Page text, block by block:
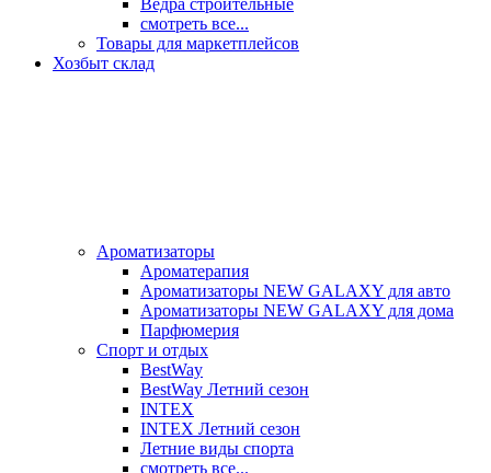
Ведра строительные
смотреть все...
Товары для маркетплейсов
Хозбыт склад
Ароматизаторы
Ароматерапия
Ароматизаторы NEW GALAXY для авто
Ароматизаторы NEW GALAXY для дома
Парфюмерия
Спорт и отдых
BestWay
BestWay Летний сезон
INTEX
INTEX Летний сезон
Летние виды спорта
смотреть все...